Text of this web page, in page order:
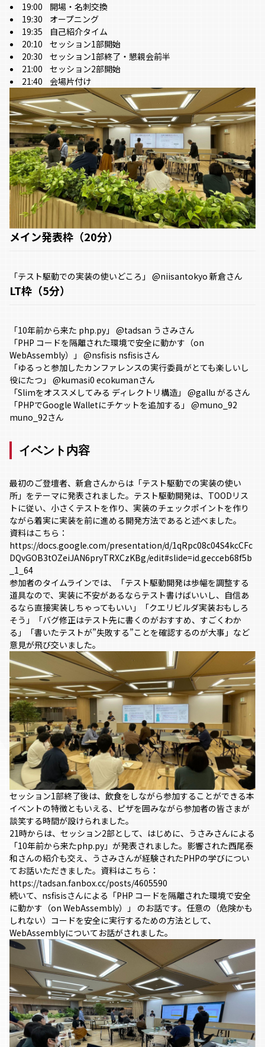
19:00 開場・名刺交換
19:30 オープニング
19:35 自己紹介タイム
20:10 セッション1部開始
20:30 セッション1部終了・懇親会前半
21:00 セッション2部開始
21:40 会場片付け
メイン発表枠（20分）
「テスト駆動での実装の使いどころ」 @niisantokyo 新倉さん
LT枠（5分）
「10年前から来た php.py 」 @tadsan うさみさん
「PHP コードを隔離された環境で安全に動かす（on
WebAssembly）」 @nsfisis nsfisisさん
「ゆるっと参加したカンファレンスの実行委員がとても楽しいし
役にたつ」 @kumasi0 ecokumanさん
「Slimをオススメしてみる ディレクトリ構造」 @gallu がるさん
「PHPでGoogle Walletにチケットを追加する」 @muno_92
muno_92さん
イベント内容
最初のご登壇者、新倉さんからは「テスト駆動での実装の使い
所」をテーマに発表されました。テスト駆動開発は、TOODリス
トに従い、小さくテストを作り、実装のチェックポイントを作り
ながら着実に実装を前に進める開発方法であると述べました。
資料はこちら：
https://docs.google.com/presentation/d/1qRpc08c04S4kcCFc
DQvGOB3tOZeiJAN6pryTRXCzKBg/edit#slide=id.gecceb68f5b
_1_64
参加者のタイムラインでは、「テスト駆動開発は歩幅を調整する
道具なので、実装に不安があるならテスト書けばいいし、自信あ
るなら直接実装しちゃってもいい」「クエリビルダ実装おもしろ
そう」「バグ修正はテスト先に書くのがおすすめ、すごくわか
る」「書いたテストが”失敗する”ことを確認するのが大事」など
意見が飛び交いました。
セッション1部終了後は、飲食をしながら参加することができる本
イベントの特徴ともいえる、ピザを囲みながら参加者の皆さまが
談笑する時間が設けられました。
21時からは、セッション2部として、はじめに、うさみさんによる
「10年前から来たphp.py」が発表されました。影響された西尾泰
和さんの紹介も交え、うさみさんが経験されたPHPの学びについ
てお話いただきました。資料はこちら：
https://tadsan.fanbox.cc/posts/4605590
続いて、nsfisisさんによる「PHP コードを隔離された環境で安全
に動かす（on WebAssembly）」 のお話です。任意の（危険かも
しれない）コードを安全に実行するための方法として、
WebAssemblyについてお話がされました。